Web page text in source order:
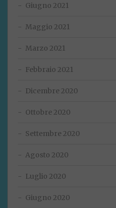
Giugno 2021
Maggio 2021
Marzo 2021
Febbraio 2021
Dicembre 2020
Ottobre 2020
Settembre 2020
Agosto 2020
Luglio 2020
Giugno 2020